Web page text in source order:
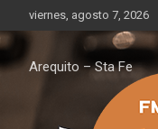
al
contenido
viernes, agosto 7, 2026
Arequito – Sta Fe